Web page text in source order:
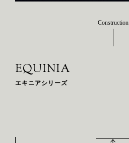
Construction
EQUINIA
エキニアシリーズ